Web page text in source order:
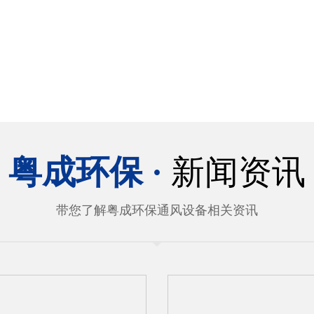
粤成环保 · 新闻资讯
带您了解粤成环保通风设备相关资讯